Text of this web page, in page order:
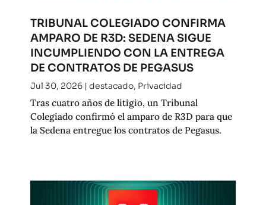
TRIBUNAL COLEGIADO CONFIRMA
AMPARO DE R3D: SEDENA SIGUE
INCUMPLIENDO CON LA ENTREGA
DE CONTRATOS DE PEGASUS
Jul 30, 2026| destacado, Privacidad
Tras cuatro años de litigio, un Tribunal
Colegiado confirmó el amparo de R3D para que
la Sedena entregue los contratos de Pegasus.